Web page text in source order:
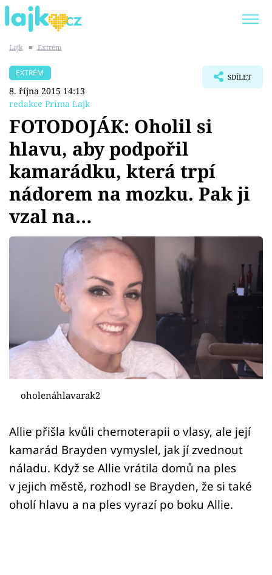
SHOPAHOLICADEL
Témata
Showbyznys
Youtubeři
Sex a vztahy
Sledujte prima+
Přihlášení
Lajk ■ Extrém
EXTRÉM
8. října 2015 14:13
redakce Prima Lajk
SDÍLET
FOTODOJÁK: Oholil si
hlavu, aby podpořil
kamarádku, která trpí
nádorem na mozku. Pak ji
vzal na…
oholenáhlavarak2
Allie přišla kvůli chemoterapii o vlasy, ale její
kamarád Brayden vymyslel, jak jí zvednout
náladu. Když se Allie vrátila domů na ples
v jejich městě, rozhodl se Brayden, že si také
oholí hlavu a na ples vyrazí po boku Allie.